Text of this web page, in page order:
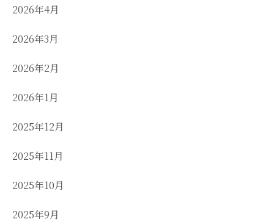
2026年4月
2026年3月
2026年2月
2026年1月
2025年12月
2025年11月
2025年10月
2025年9月